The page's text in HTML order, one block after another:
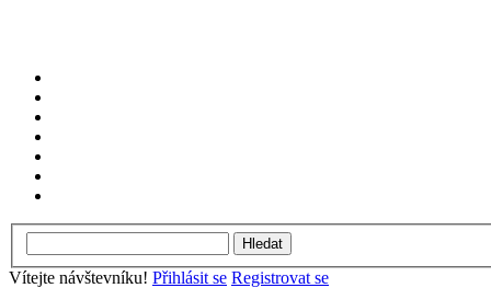
Vítejte návštevníku! Přihlásit se Registrovat se